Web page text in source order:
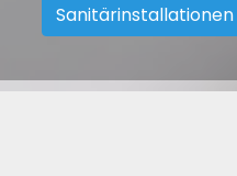
Sanitärinstallationen